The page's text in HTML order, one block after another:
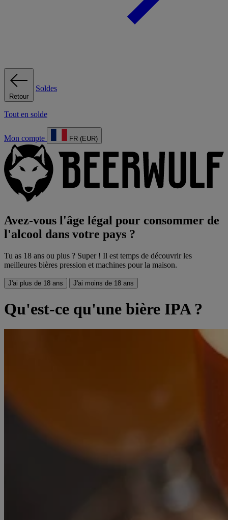
Retour
Soldes
Tout en solde
Mon compte FR (EUR)
Avez-vous l'âge légal pour consommer de
l'alcool dans votre pays ?
Tu as 18 ans ou plus ? Super ! Il est temps de découvrir les
meilleures bières pression et machines pour la maison.
J'ai plus de 18 ans J'ai moins de 18 ans
Qu'est-ce qu'une bière IPA ?